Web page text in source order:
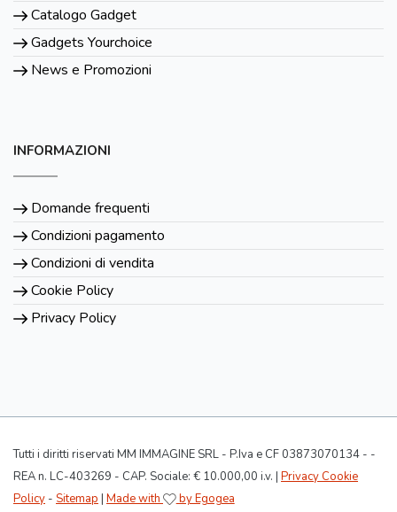
Catalogo Gadget
Gadgets Yourchoice
News e Promozioni
INFORMAZIONI
Domande frequenti
Condizioni pagamento
Condizioni di vendita
Cookie Policy
Privacy Policy
Tutti i diritti riservati MM IMMAGINE SRL - P.Iva e CF 03873070134 - -
REA n. LC-403269 - CAP. Sociale: € 10.000,00 i.v. | Privacy Cookie
Policy - Sitemap | Made with by Egogea